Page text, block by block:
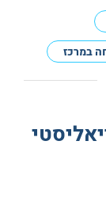
במרכז
למנוסים
באנגלית